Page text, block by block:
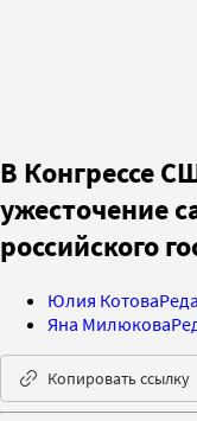
В Конгрессе
ужесточение
российского
Юлия Котова
Яна Милюкова
Копировать ссылку